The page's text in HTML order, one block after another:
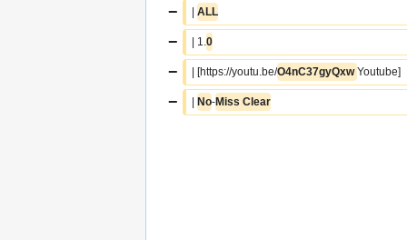
− | ALL
− | 1.0
− | [https://youtu.be/O4nC37gyQxw Youtube]
− | No-Miss Clear